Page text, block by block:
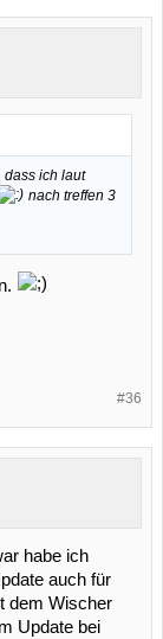
dass ich laut
nach treffen 3
#36
habe ich
auch für
dem Wischer
Update bei